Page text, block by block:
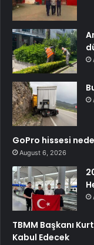
GoPro hissesi
August 6, 2026
TBMM Başkanı
Kabul Edecek